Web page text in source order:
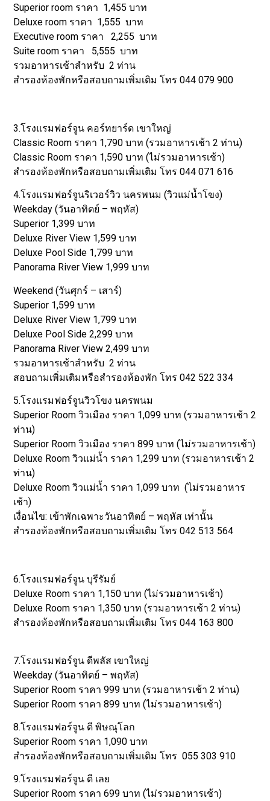
Superior room ราคา 1,455 บาท
Deluxe room ราคา 1,555 บาท
Executive room ราคา 2,255 บาท
Suite room ราคา 5,555 บาท
รวมอาหารเช้าสำหรับ 2 ท่าน
สำรองห้องพักหรือสอบถามเพิ่มเติม โทร 044 079 900
3.โรงแรมฟอร์จูน คอร์ทยาร์ด เขาใหญ่
Classic Room ราคา 1,790 บาท (รวมอาหารเช้า 2 ท่าน)
Classic Room ราคา 1,590 บาท (ไม่รวมอาหารเช้า)
สำรองห้องพักหรือสอบถามเพิ่มเติม โทร 044 071 616
4.โรงแรมฟอร์จูนริเวอร์วิว นครพนม (วิวแม่น้ำโขง)
Weekday (วันอาทิตย์ – พฤหัส)
Superior 1,399 บาท
Deluxe River View 1,599 บาท
Deluxe Pool Side 1,799 บาท
Panorama River View 1,999 บาท
Weekend (วันศุกร์ – เสาร์)
Superior 1,599 บาท
Deluxe River View 1,799 บาท
Deluxe Pool Side 2,299 บาท
Panorama River View 2,499 บาท
รวมอาหารเช้าสำหรับ 2 ท่าน
สอบถามเพิ่มเติมหรือสำรองห้องพัก โทร 042 522 334
5.โรงแรมฟอร์จูนวิวโขง นครพนม
Superior Room วิวเมือง ราคา 1,099 บาท (รวมอาหารเช้า 2
ท่าน)
Superior Room วิวเมือง ราคา 899 บาท (ไม่รวมอาหารเช้า)
Deluxe Room วิวแม่น้ำ ราคา 1,299 บาท (รวมอาหารเช้า 2
ท่าน)
Deluxe Room วิวแม่น้ำ ราคา 1,099 บาท (ไม่รวมอาหาร
เช้า)
เงื่อนไข: เข้าพักเฉพาะวันอาทิตย์ – พฤหัส เท่านั้น
สำรองห้องพักหรือสอบถามเพิ่มเติม โทร 042 513 564
6.โรงแรมฟอร์จูน บุรีรัมย์
Deluxe Room ราคา 1,150 บาท (ไม่รวมอาหารเช้า)
Deluxe Room ราคา 1,350 บาท (รวมอาหารเช้า 2 ท่าน)
สำรองห้องพักหรือสอบถามเพิ่มเติม โทร 044 163 800
7.โรงแรมฟอร์จูน ดีพลัส เขาใหญ่
Weekday (วันอาทิตย์ – พฤหัส)
Superior Room ราคา 999 บาท (รวมอาหารเช้า 2 ท่าน)
Superior Room ราคา 899 บาท (ไม่รวมอาหารเช้า)
8.โรงแรมฟอร์จูน ดี พิษณุโลก
Superior Room ราคา 1,090 บาท
สำรองห้องพักหรือสอบถามเพิ่มเติม โทร 055 303 910
9.โรงแรมฟอร์จูน ดี เลย
Superior Room ราคา 699 บาท (ไม่รวมอาหารเช้า)